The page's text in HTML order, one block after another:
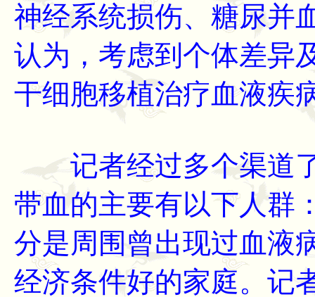
神经系统损伤、糖尿并
认为，考虑到个体差异
干细胞移植治疗血液疾
记者经过多个渠道了
带血的主要有以下人群
分是周围曾出现过血液
经济条件好的家庭。记